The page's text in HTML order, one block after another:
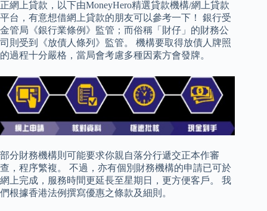
正網上貸款，以下由MoneyHero精選貸款機構/網上貸款
平台，有意想借網上貸款的朋友可以參考一下！ 銀行受
金管局《銀行業條例》監管；而俗稱「財仔」的財務公
司則受到《放債人條列》監管。 機構要取得放債人牌照
的過程十分嚴格，當局會考慮多種因素方會發牌。
部分財務機構則可能要求你親自落分行遞交正本作審
查，程序繁複。 不過，亦有個別財務機構的申請已可於
網上完成，服務時間更延長至星期日，更方便客戶。 我
們根據香港法例撰寫優惠之條款及細則。